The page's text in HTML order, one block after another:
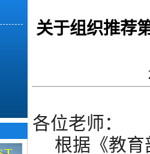
关于组织推荐
各位老师：
根据《教